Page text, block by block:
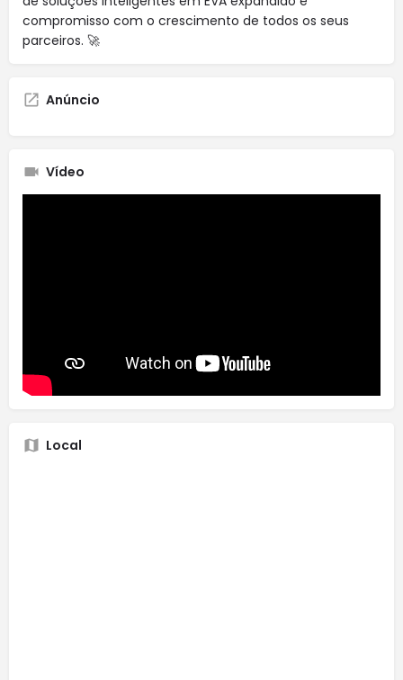
compromisso com o crescimento de todos os seus
parceiros. 🚀
Anúncio
Vídeo
Local